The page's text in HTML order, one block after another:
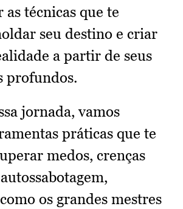
técnicas que te
seu destino e criar
a partir de seus
profundos.
jornada, vamos
práticas que te
medos, crenças
os grandes mestres